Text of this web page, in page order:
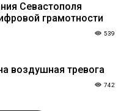
Севастополя
грамотности
539
воздушная тревога
742